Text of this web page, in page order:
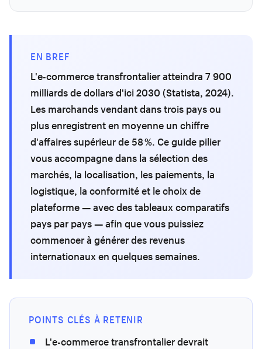
EN BREF
L'e-commerce transfrontalier atteindra 7 900
milliards de dollars d'ici 2030 (Statista, 2024).
Les marchands vendant dans trois pays ou
plus enregistrent en moyenne un chiffre
d'affaires supérieur de 58 %. Ce guide pilier
vous accompagne dans la sélection des
marchés, la localisation, les paiements, la
logistique, la conformité et le choix de
plateforme — avec des tableaux comparatifs
pays par pays — afin que vous puissiez
commencer à générer des revenus
internationaux en quelques semaines.
POINTS CLÉS À RETENIR
L'e-commerce transfrontalier devrait